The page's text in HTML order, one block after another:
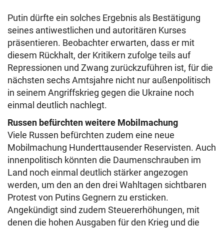
Putin dürfte ein solches Ergebnis als Bestätigung
seines antiwestlichen und autoritären Kurses
präsentieren. Beobachter erwarten, dass er mit
diesem Rückhalt, der Kritikern zufolge teils auf
Repressionen und Zwang zurückzuführen ist, für die
nächsten sechs Amtsjahre nicht nur außenpolitisch
in seinem Angriffskrieg gegen die Ukraine noch
einmal deutlich nachlegt.
Russen befürchten weitere Mobilmachung
Viele Russen befürchten zudem eine neue
Mobilmachung Hunderttausender Reservisten. Auch
innenpolitisch könnten die Daumenschrauben im
Land noch einmal deutlich stärker angezogen
werden, um den an den drei Wahltagen sichtbaren
Protest von Putins Gegnern zu ersticken.
Angekündigt sind zudem Steuererhöhungen, mit
denen die hohen Ausgaben für den Krieg und die